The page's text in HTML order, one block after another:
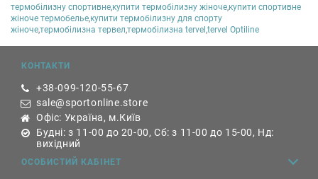
термобілизну спортивне,купити термобілизну жіноче,купити спортивне
жіноче термобелье,купити термобілизну для спорту
жіноче,термобілизна тервел,термобілизна tervel ,tervel Optiline
КОНТАКТИ
+38-099-120-55-67
sale@sportonline.store
Офіс: Україна, м.Київ
Будні: з 11-00 до 20-00, Сб: з 11-00 до 15-00, Нд:
вихідний
ОСОБИСТИЙ КАБІНЕТ